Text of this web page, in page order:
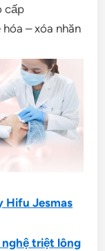
cấp
– xóa nhăn
Hifu Jesmas
nghệ triệt lông